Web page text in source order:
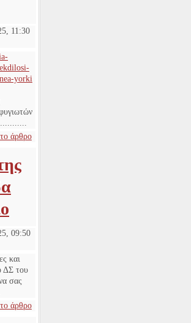
11:30
άρθρο
09:50
και
ΔΣ του
σας
άρθρο